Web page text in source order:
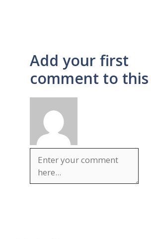
Add your first
comment to